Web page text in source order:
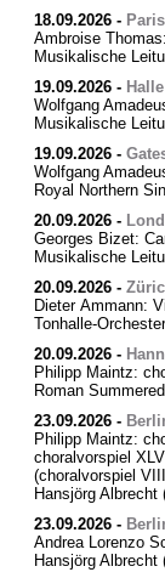
18.09.2026-
Ambroise
Musikalische
19.09.2026- Halle
Wolfgang
Musikalische
19.09.2026-
Wolfgang
Royal Northern
20.09.2026-
Georges Bizet:
Musikalische
20.09.2026-
Dieter Ammann:
Tonhalle-
20.09.2026-
Philipp Maintz:
Roman
23.09.2026-
Philipp Maintz:
choralvorspiel
(choralvorspiel
Hansjörg Albrecht
23.09.2026-
Andrea Lorenzo
Hansjörg Albrecht